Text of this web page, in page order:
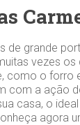
de grande
vezes os
como o forro
com a ação
casa, o
agora